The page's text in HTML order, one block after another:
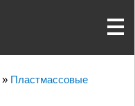
» Пластмассовые